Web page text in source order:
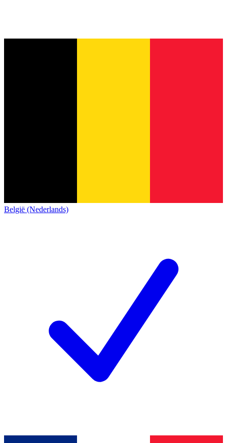
België (Nederlands)